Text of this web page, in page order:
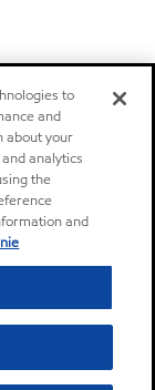
to
and
about your
analytics
the
and